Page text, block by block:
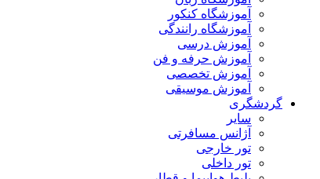
آموزشگاه کنکور
آموزشگاه رانندگی
آموزش درسی
آموزش حرفه و فن
آموزش تخصصی
آموزش موسیقی
گردشگری
سایر
آژانس مسافرتی
تور خارجی
تور داخلی